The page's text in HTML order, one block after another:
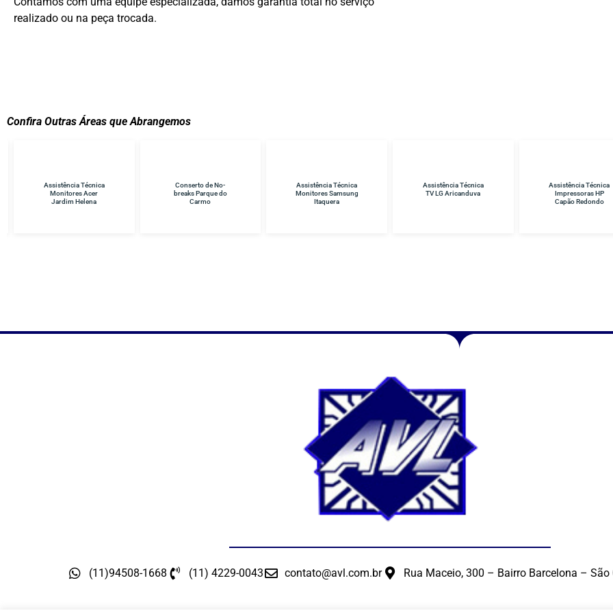
realizado ou na peça trocada.
Confira Outras Áreas que Abrangemos
Conserto de No-
breaks Parque do
Carmo
Assistência Técnica
Monitores Samsung
Itaquera
Assistência Técnica
TV LG Aricanduva
Assistência Técnica
Impressoras HP
Assistência Técnica
Samsung Vila Sônia
(11)94508-1668 (11) 4229-0043 contato@avl.com.br Rua Maceio, 300 – Bairro Barcelona –